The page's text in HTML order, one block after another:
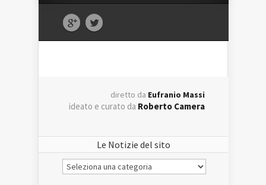
diretto da Eufranio Massi
ideato e curato da Roberto Camera
Le Notizie del sito
Le
Notizie